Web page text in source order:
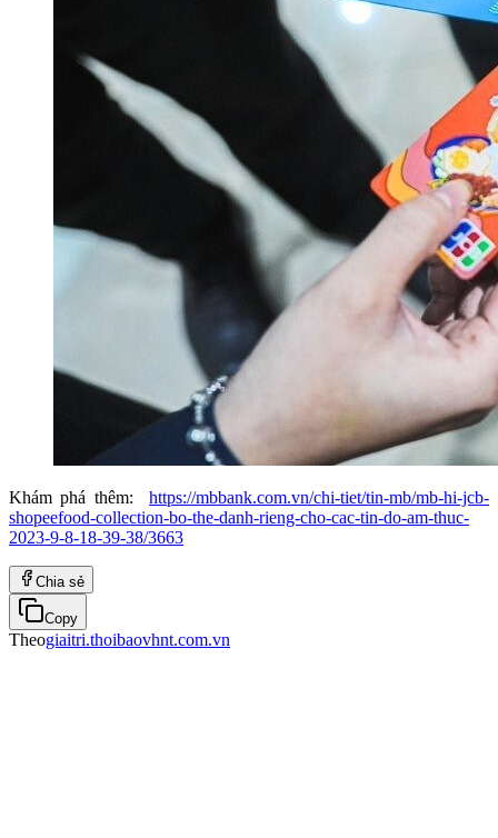
Khám phá thêm: https://mbbank.com.vn/chi-tiet/tin-mb/mb-hi-jcb-
shopeefood-collection-bo-the-danh-rieng-cho-cac-tin-do-am-thuc-
2023-9-8-18-39-38/3663
Chia sẻ
Copy
Theogiaitri.thoibaovhnt.com.vn